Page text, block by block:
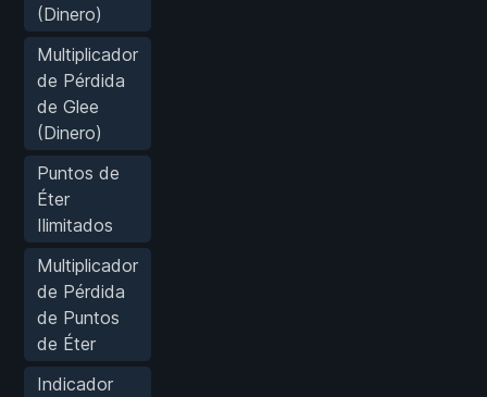
(Dinero)
Multiplicador
de Pérdida
de Glee
(Dinero)
Puntos de
Éter
Ilimitados
Multiplicador
de Pérdida
de Puntos
de Éter
Indicador